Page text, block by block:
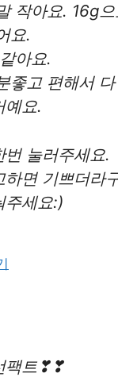
작아요. 16g
요.
아요.
좋고 편해서
예요.
번 눌러주세요.
하면 기쁘더라
주세요:)
팩트❣❣